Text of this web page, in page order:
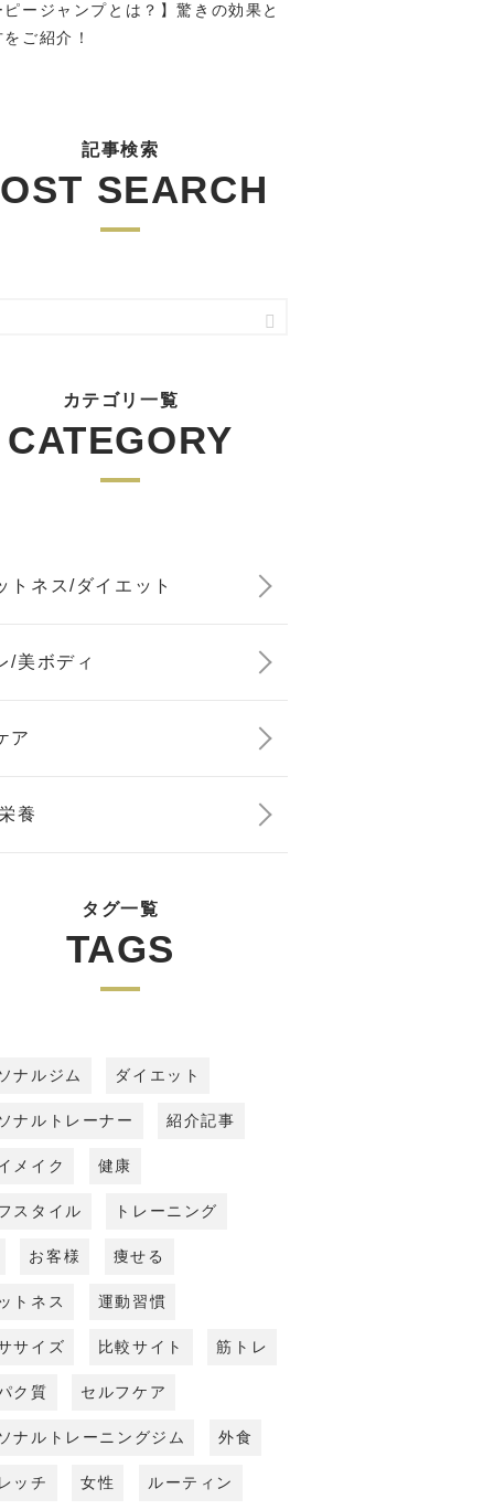
ピージャンプとは？】驚きの効果と
ご紹介！
記事検索
SEARCH
カテゴリ一覧
CATEGORY
トネス/ダイエット
/美ボディ
ア
養
タグ一覧
TAGS
ナルジム ダイエット
ナルトレーナー 紹介記事
メイク 健康
スタイル トレーニング
お客様 痩せる
トネス 運動習慣
サイズ 比較サイト 筋トレ
ク質 セルフケア
ナルトレーニングジム 外食
ッチ 女性 ルーティン